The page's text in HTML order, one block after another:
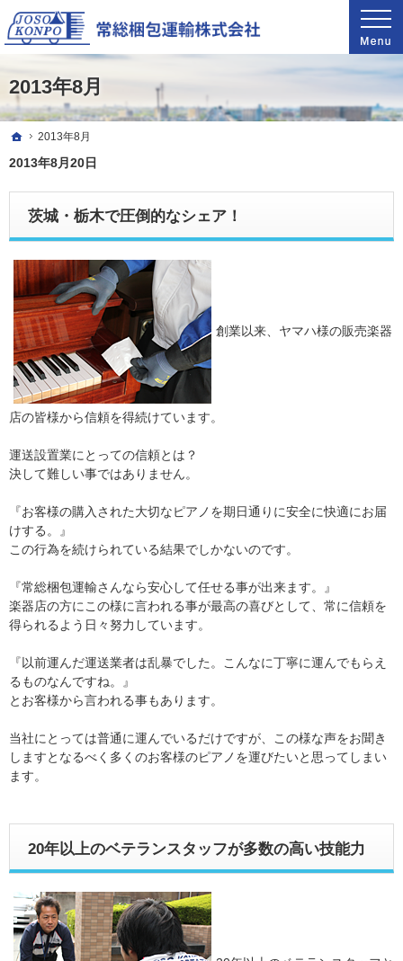
2013年8月
関東甲信越自社グループ11拠点で業界最速輸送。ピアノ引越し・運搬・配送なら料金が魅
驚きの料金で圧倒的な支持を得ているピアノ引越し・運搬・配送なら常総梱包運輸
ホーム
2013年8月
2013年8月20日
茨城・栃木で圧倒的なシェア！
創業以来、ヤマハ様の販売楽器
店の皆様から信頼を得続けています。
運送設置業にとっての信頼とは？
決して難しい事ではありません。
『お客様の購入された大切なピアノを期日通りに安全に快適にお届
けする。』
この行為を続けられている結果でしかないのです。
『常総梱包運輸さんなら安心して任せる事が出来ます。』
楽器店の方にこの様に言われる事が最高の喜びとして、常に信頼を
得られるよう日々努力しています。
『以前運んだ運送業者は乱暴でした。こんなに丁寧に運んでもらえ
るものなんですね。』
とお客様から言われる事もあります。
当社にとっては普通に運んでいるだけですが、この様な声をお聞き
しますとなるべく多くのお客様のピアノを運びたいと思ってしまい
ます。
20年以上のベテランスタッフが多数の高い技能力